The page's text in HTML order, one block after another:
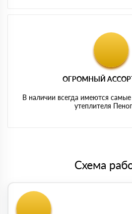
ОГРОМНЫЙ
В наличии всегда имеются
утеплителя
Схема